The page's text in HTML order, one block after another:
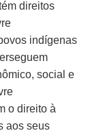
direitos
indígenas
social e
o direito à
aos seus